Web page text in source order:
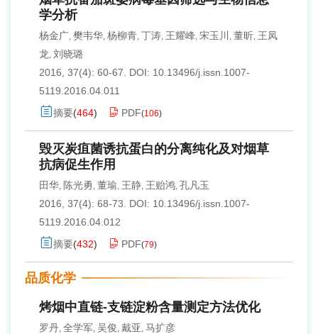
学分析
杨金广, 樊韦华, 杨柳青, 丁涛, 王耀峰, 宋玉川 , 董昕, 王凤
龙, 刘晓璐
2016, 37(4): 60-67.
DOI: 10.13496/j.issn.1007-
5119.2016.04.011
摘要(464) PDF(106)
毁灭炭疽菌诱抗蛋白的分离纯化及对烟草
抗病促生作用
田华, 陈光勇 , 董瑜, 王静, 王贻鸿, 孔凡玉
2016, 37(4): 68-73.
DOI: 10.13496/j.issn.1007-
5119.2016.04.012
摘要(432) PDF(79)
品质化学
烤烟中直链-支链淀粉含量测定方法优化
罗丹, 全学军, 吴俊, 戴亚, 马扩彦